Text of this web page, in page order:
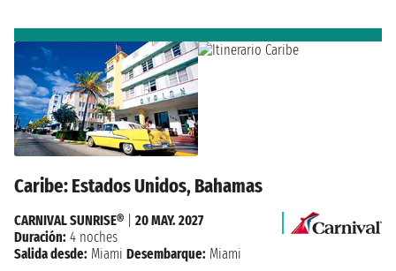
Caribe: Estados Unidos, Bahamas
CARNIVAL SUNRISE®
20 MAY. 2027
Duración: 4 noches
Salida desde: Miami Desembarque: Miami